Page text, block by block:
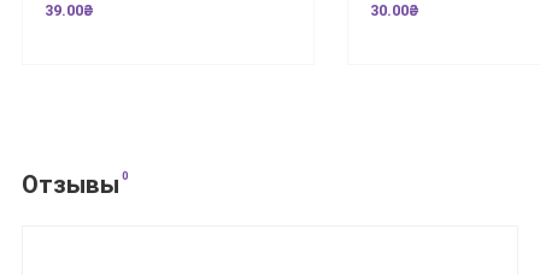
39.00₴ 30.00₴
Отзывы 0